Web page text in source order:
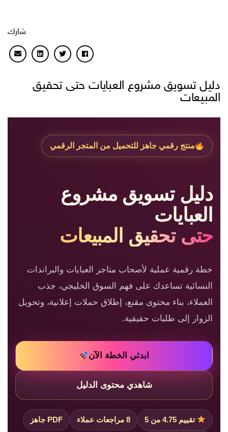
شارك
دليل تسويق مشروع العبايات حتى تحقيق
المبيعات
منتج رقمي جاهز للتحميل من المتجر الرقمي
دليل تسويق مشروع
العبايات
حتى تحقيق المبيعات
خطة رقمية عملية لأصحاب متاجر العبايات والبراندات
النسائية تساعدك على فهم السوق الخليجي، جذب
العملاء، بناء محتوى مقنع، إطلاق حملات إعلانية، وتحويل
الزوار إلى طلبات حقيقية.
ابدئي الخطة الآن
شاهدي محتوى الدليل
تقييم 4.75 من 5 8 مراجعات عملاء PDF جاهز